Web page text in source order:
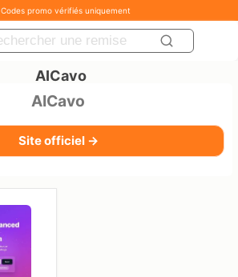
Codes promo vérifiés uniquement
AICavo
AICavo
Site officiel →